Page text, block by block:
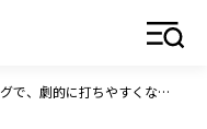
ウェッジのフィッティングで、劇的に打ちやすくなる事例が続出！